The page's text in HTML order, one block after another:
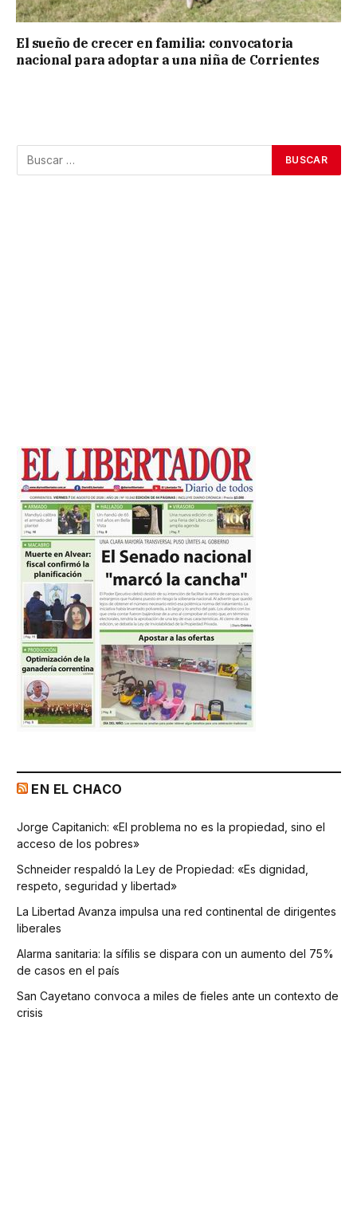
El sueño de crecer en familia: convocatoria
nacional para adoptar a una niña de Corrientes
EN EL CHACO
Jorge Capitanich: «El problema no es la propiedad, sino el
acceso de los pobres»
Schneider respaldó la Ley de Propiedad: «Es dignidad,
respeto, seguridad y libertad»
La Libertad Avanza impulsa una red continental de dirigentes
liberales
Alarma sanitaria: la sífilis se dispara con un aumento del 75%
de casos en el país
San Cayetano convoca a miles de fieles ante un contexto de
crisis